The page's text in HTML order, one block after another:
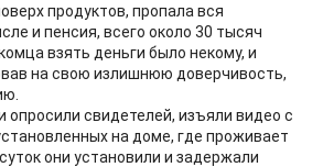
продуктов, пропала вся
и пенсия, всего около 30 тысяч
взять деньги было некому, и
на свою излишнюю доверчивость,
опросили свидетелей, изъяли видео с
на доме, где проживает
они установили и задержали